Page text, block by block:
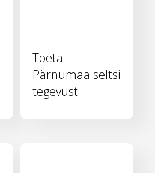
Toeta
Pärnumaa seltsi
tegevust